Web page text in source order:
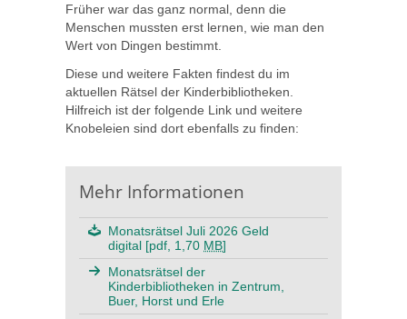
Früher war das ganz normal, denn die
Menschen mussten erst lernen, wie man den
Wert von Dingen bestimmt.
Diese und weitere Fakten findest du im
aktuellen Rätsel der Kinderbibliotheken.
Hilfreich ist der folgende Link und weitere
Knobeleien sind dort ebenfalls zu finden:
Mehr Informationen
Monatsrätsel Juli 2026 Geld
digital [pdf, 1,70 MB]
Monatsrätsel der
Kinderbibliotheken in Zentrum,
Buer, Horst und Erle